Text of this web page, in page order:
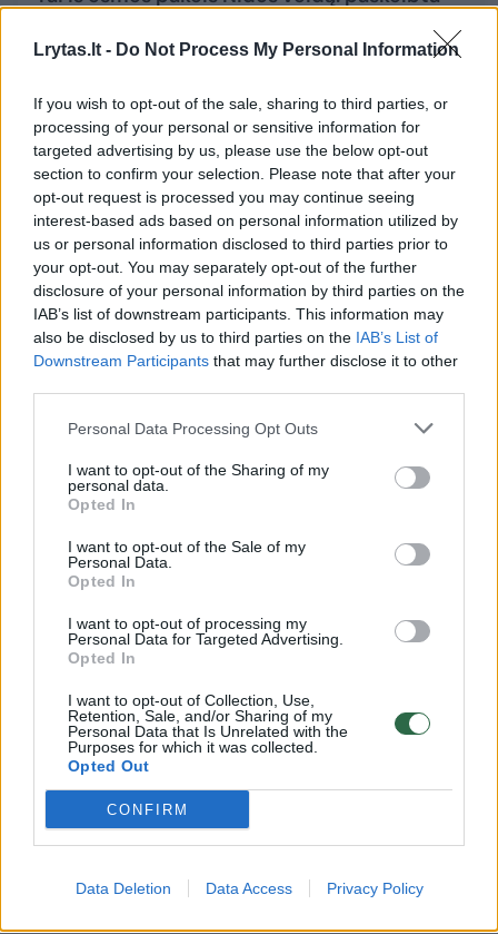
Lrytas.lt - Do Not Process My Personal Information
If you wish to opt-out of the sale, sharing to third parties, or
processing of your personal or sensitive information for
targeted advertising by us, please use the below opt-out
section to confirm your selection. Please note that after your
opt-out request is processed you may continue seeing
interest-based ads based on personal information utilized by
us or personal information disclosed to third parties prior to
your opt-out. You may separately opt-out of the further
disclosure of your personal information by third parties on the
IAB’s list of downstream participants. This information may
also be disclosed by us to third parties on the IAB’s List of
Downstream Participants that may further disclose it to other
Personal Data Processing Opt Outs
I want to opt-out of the Sharing of my
personal data.
Opted In
I want to opt-out of the Sale of my
Personal Data.
Opted In
I want to opt-out of processing my
Personal Data for Targeted Advertising.
Opted In
I want to opt-out of Collection, Use,
Retention, Sale, and/or Sharing of my
Personal Data that Is Unrelated with the
Purposes for which it was collected.
Opted Out
CONFIRM
Data Deletion Data Access Privacy Policy
investicijos sieks 35 mln. eurų
Šioje šalyje paveldo objektai virsta
socialiniais būstais: tokiu keliu siūlo eiti ir
Lietuvai
Būstas